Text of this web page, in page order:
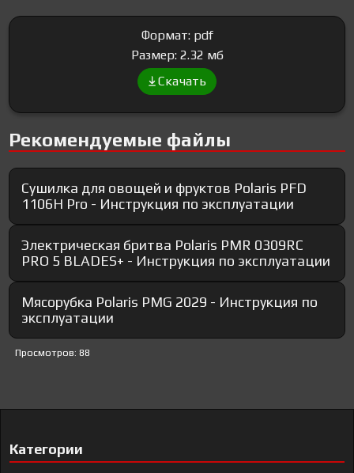
Формат: pdf
Размер: 2.32 мб
Скачать
Рекомендуемые файлы
Сушилка для овощей и фруктов Polaris PFD
1106H Pro - Инструкция по эксплуатации
Электрическая бритва Polaris PMR 0309RC
PRO 5 BLADES+ - Инструкция по эксплуатации
Мясорубка Polaris PMG 2029 - Инструкция по
эксплуатации
Просмотров: 88
Категории